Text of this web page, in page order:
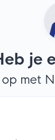
je
met